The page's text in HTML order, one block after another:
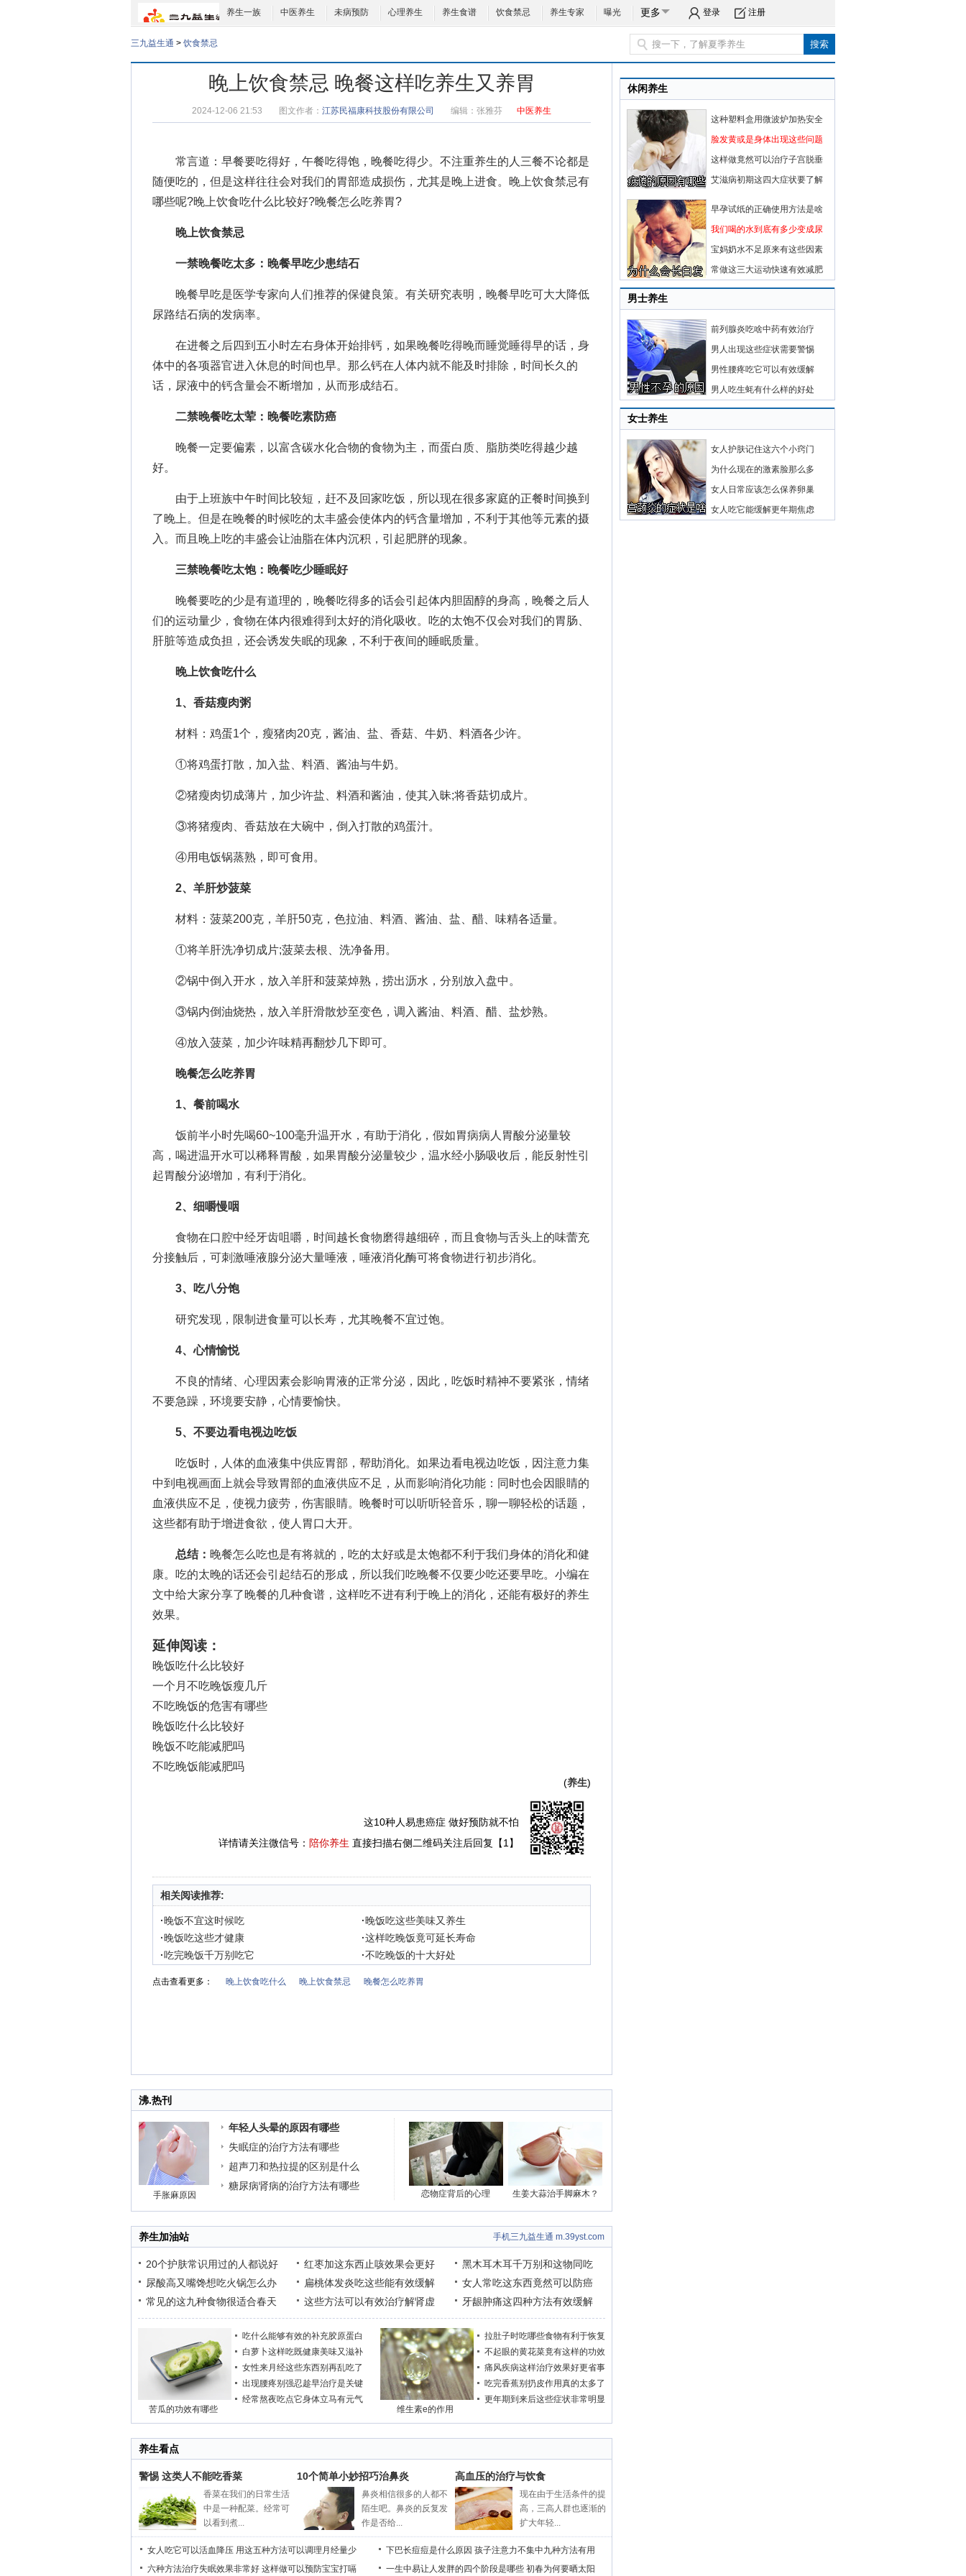
养生一族 中医养生 未病预防 心理养生 养生食谱 饮食禁忌 养生专家 曝光 更多 登录 注册
三九益生通 > 饮食禁忌
晚上饮食禁忌 晚餐这样吃养生又养胃
2024-12-06 21:53 图文作者： 江苏民福康科技股份有限公司 编辑： 张雅芬 中医养生
常言道：早餐要吃得好，午餐吃得饱，晚餐吃得少。不注重养生的人三餐不论都是
随便吃的，但是这样往往会对我们的胃部造成损伤，尤其是晚上进食。 晚上饮食禁忌有
哪些呢?晚上饮食吃什么 比较好?晚餐怎么吃养胃?
晚上饮食禁忌
一禁晚餐吃太多：晚餐早吃少患结石
晚餐早吃是医学专家向人们推荐的保健良策。有关研究表明，晚餐早吃可大大降低
尿路结石病的发病率。
在进餐之后四到五小时左右身体开始排钙，如果晚餐吃得晚而睡觉睡得早的话，身
体中的各项器官进入休息的时间也早。那么钙在人体内就不能及时排除，时间长久的
话，尿液中的钙含量会不断增加，从而形成结石。
二禁晚餐吃太荤：晚餐吃素防癌
晚餐一定要偏素，以富含碳水化合物的食物为主，而蛋白质、脂肪类吃得越少越
好。
由于上班族中午时间比较短，赶不及回家吃饭，所以现在很多家庭的正餐时间换到
了晚上。但是在晚餐的时候吃的太丰盛会使体内的钙含量增加，不利于其他等元素的摄
入。而且晚上吃的丰盛会让油脂在体内沉积，引起肥胖的现象。
三禁晚餐吃太饱：晚餐吃少睡眠好
晚餐要吃的少是有道理的，晚餐吃得多的话会引起体内胆固醇的身高，晚餐之后人
们的运动量少，食物在体内很难得到太好的消化吸收。吃的太饱不仅会对我们的胃肠、
肝脏等造成负担，还会诱发失眠的现象，不利于夜间的睡眠质量。
晚上饮食吃什么
1、香菇瘦肉粥
材料：鸡蛋1个，瘦猪肉20克，酱油、盐、香菇、牛奶、料酒各少许。
①将鸡蛋打散，加入盐、料酒、酱油与牛奶。
②猪瘦肉切成薄片，加少许盐、料酒和酱油，使其入昧;将香菇切成片。
③将猪瘦肉、香菇放在大碗中，倒入打散的鸡蛋汁。
④用电饭锅蒸熟，即可食用。
2、羊肝炒菠菜
材料：菠菜200克，羊肝50克，色拉油、料酒、酱油、盐、醋、味精各适量。
①将羊肝洗净切成片;菠菜去根、洗净备用。
②锅中倒入开水，放入羊肝和菠菜焯熟，捞出沥水，分别放入盘中。
③锅内倒油烧热，放入羊肝滑散炒至变色，调入酱油、料酒、醋、盐炒熟。
④放入菠菜，加少许味精再翻炒几下即可。
晚餐怎么吃养胃
1、餐前喝水
饭前半小时先喝60~100毫升温开水，有助于消化，假如胃病病人胃酸分泌量较
高，喝进温开水可以稀释胃酸，如果胃酸分泌量较少，温水经小肠吸收后，能反射性引
起胃酸分泌增加，有利于消化。
2、细嚼慢咽
食物在口腔中经牙齿咀嚼，时间越长食物磨得越细碎，而且食物与舌头上的味蕾充
分接触后，可刺激唾液腺分泌大量唾液，唾液消化酶可将食物进行初步消化。
3、吃八分饱
研究发现，限制进食量可以长寿，尤其晚餐不宜过饱。
4、心情愉悦
不良的情绪、心理因素会影响胃液的正常分泌，因此，吃饭时精神不要紧张，情绪
不要急躁，环境要安静，心情要愉快。
5、不要边看电视边吃饭
吃饭时，人体的血液集中供应胃部，帮助消化。如果边看电视边吃饭，因注意力集
中到电视画面上就会导致胃部的血液供应不足，从而影响消化功能：同时也会因眼睛的
血液供应不足，使视力疲劳，伤害眼睛。晚餐时可以听听轻音乐，聊一聊轻松的话题，
这些都有助于增进食欲，使人胃口大开。
总结： 晚餐怎么吃也是有将就的，吃的太好或是太饱都不利于我们身体的消化和健
康。吃的太晚的话还会引起结石的形成，所以我们吃晚餐不仅要少吃还要早吃。小编在
文中给大家分享了晚餐的几种食谱，这样吃不进有利于晚上的消化，还能有极好的养生
效果。
延伸阅读：
晚饭吃什么比较好
一个月不吃晚饭瘦几斤
不吃晚饭的危害有哪些
晚饭吃什么比较好
晚饭不吃能减肥吗
不吃晚饭能减肥吗
(养生)
这10种人易患癌症 做好预防就不怕
详情请关注微信号： 陪你养生 直接扫描右侧二维码关注后回复【1】
相关阅读推荐:
·晚饭不宜这时候吃 ·晚饭吃这些美味又养生
·晚饭吃这些才健康 ·这样吃晚饭竟可延长寿命
·吃完晚饭千万别吃它 ·不吃晚饭的十大好处
点击查看更多： 晚上饮食吃什么 晚上饮食禁忌 晚餐怎么吃养胃
沸.热刊
手胀麻原因
年轻人头晕的原因有哪些
失眠症的治疗方法有哪些
超声刀和热拉提的区别是什么
糖尿病肾病的治疗方法有哪些
恋物症背后的心理 生姜大蒜治手脚麻木？
养生加油站 手机三九益生通 m.39yst.com
20个护肤常识用过的人都说好
尿酸高又嘴馋想吃火锅怎么办
常见的这九种食物很适合春天
红枣加这东西止咳效果会更好
扁桃体发炎吃这些能有效缓解
这些方法可以有效治疗解肾虚
黑木耳木耳千万别和这物同吃
女人常吃这东西竟然可以防癌
牙龈肿痛这四种方法有效缓解
苦瓜的功效有哪些
吃什么能够有效的补充胶原蛋白
白萝卜这样吃既健康美味又滋补
女性来月经这些东西别再乱吃了
出现腰疼别强忍趁早治疗是关键
经常熬夜吃点它身体立马有元气
维生素e的作用
拉肚子时吃哪些食物有利于恢复
不起眼的黄花菜竟有这样的功效
痛风疾病这样治疗效果好更省事
吃完香蕉别扔皮作用真的太多了
更年期到来后这些症状非常明显
养生看点
警惕 这类人不能吃香菜
香菜在我们的日常生活
中是一种配菜。经常可
以看到煮...
10个简单小妙招巧治鼻炎
鼻炎相信很多的人都不
陌生吧。鼻炎的反复发
作是否给...
高血压的治疗与饮食
现在由于生活条件的提
高，三高人群也逐渐的
扩大年轻...
女人吃它可以活血降压 用这五种方法可以调理月经量少
六种方法治疗失眠效果非常好 这样做可以预防宝宝打嗝
下巴长痘痘是什么原因 孩子注意力不集中九种方法有用
一生中易让人发胖的四个阶段是哪些 初春为何要晒太阳
休闲养生
这种塑料盒用微波炉加热安全
脸发黄或是身体出现这些问题
这样做竟然可以治疗子宫脱垂
艾滋病初期这四大症状要了解
早孕试纸的正确使用方法是啥
我们喝的水到底有多少变成尿
宝妈奶水不足原来有这些因素
常做这三大运动快速有效减肥
男士养生
前列腺炎吃啥中药有效治疗
男人出现这些症状需要警惕
男性腰疼吃它可以有效缓解
男人吃生蚝有什么样的好处
女士养生
女人护肤记住这六个小窍门
为什么现在的激素脸那么多
女人日常应该怎么保养卵巢
女人吃它能缓解更年期焦虑